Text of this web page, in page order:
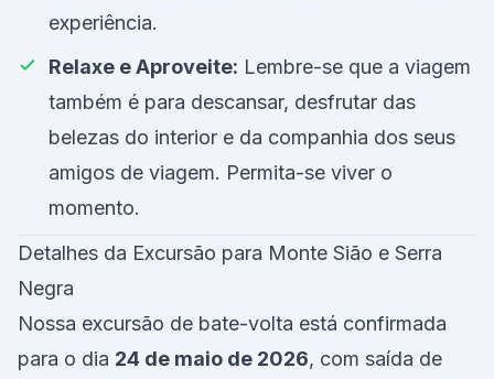
experiência.
Relaxe e Aproveite: Lembre-se que a viagem
também é para descansar, desfrutar das
belezas do interior e da companhia dos seus
amigos de viagem. Permita-se viver o
momento.
Detalhes da Excursão para Monte Sião e Serra
Negra
Nossa excursão de bate-volta está confirmada
para o dia 24 de maio de 2026, com saída de